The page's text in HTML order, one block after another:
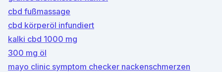
cbd fußmassage
cbd körperöl infundiert
kalki cbd 1000 mg
300 mg öl
mayo clinic symptom checker nackenschmerzen